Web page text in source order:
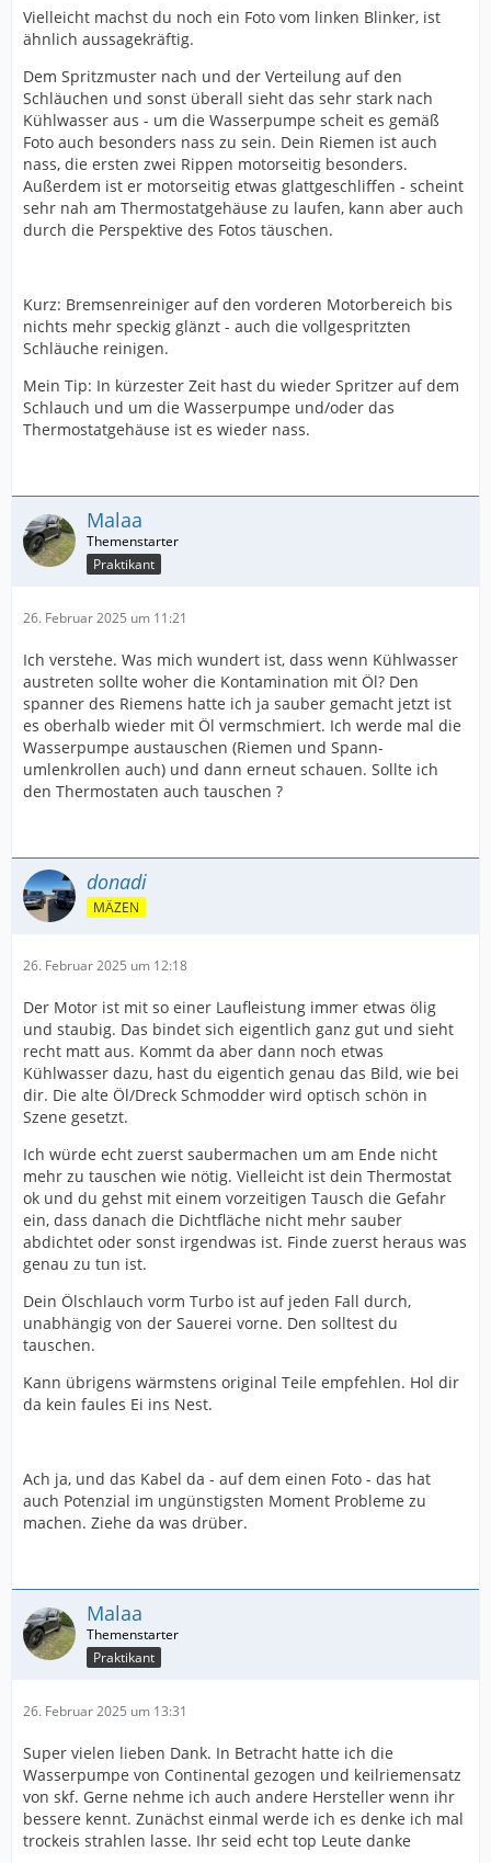
Vielleicht machst du noch ein Foto vom linken Blinker, ist
ähnlich aussagekräftig.
Dem Spritzmuster nach und der Verteilung auf den
Schläuchen und sonst überall sieht das sehr stark nach
Kühlwasser aus - um die Wasserpumpe scheit es gemäß
Foto auch besonders nass zu sein. Dein Riemen ist auch
nass, die ersten zwei Rippen motorseitig besonders.
Außerdem ist er motorseitig etwas glattgeschliffen - scheint
sehr nah am Thermostatgehäuse zu laufen, kann aber auch
durch die Perspektive des Fotos täuschen.
Kurz: Bremsenreiniger auf den vorderen Motorbereich bis
nichts mehr speckig glänzt - auch die vollgespritzten
Schläuche reinigen.
Mein Tip: In kürzester Zeit hast du wieder Spritzer auf dem
Schlauch und um die Wasserpumpe und/oder das
Thermostatgehäuse ist es wieder nass.
Malaa
Praktikant
26. Februar 2025 um 11:21
Ich verstehe. Was mich wundert ist, dass wenn Kühlwasser
austreten sollte woher die Kontamination mit Öl? Den
spanner des Riemens hatte ich ja sauber gemacht jetzt ist
es oberhalb wieder mit Öl vermschmiert. Ich werde mal die
Wasserpumpe austauschen (Riemen und Spann-
umlenkrollen auch) und dann erneut schauen. Sollte ich
den Thermostaten auch tauschen ?
donadi
MÄZEN
26. Februar 2025 um 12:18
Der Motor ist mit so einer Laufleistung immer etwas ölig
und staubig. Das bindet sich eigentlich ganz gut und sieht
recht matt aus. Kommt da aber dann noch etwas
Kühlwasser dazu, hast du eigentich genau das Bild, wie bei
dir. Die alte Öl/Dreck Schmodder wird optisch schön in
Szene gesetzt.
Ich würde echt zuerst saubermachen um am Ende nicht
mehr zu tauschen wie nötig. Vielleicht ist dein Thermostat
ok und du gehst mit einem vorzeitigen Tausch die Gefahr
ein, dass danach die Dichtfläche nicht mehr sauber
abdichtet oder sonst irgendwas ist. Finde zuerst heraus was
genau zu tun ist.
Dein Ölschlauch vorm Turbo ist auf jeden Fall durch,
unabhängig von der Sauerei vorne. Den solltest du
tauschen.
Kann übrigens wärmstens original Teile empfehlen. Hol dir
da kein faules Ei ins Nest.
Ach ja, und das Kabel da - auf dem einen Foto - das hat
auch Potenzial im ungünstigsten Moment Probleme zu
machen. Ziehe da was drüber.
Malaa
Praktikant
26. Februar 2025 um 13:31
Super vielen lieben Dank. In Betracht hatte ich die
Wasserpumpe von Continental gezogen und keilriemensatz
von skf. Gerne nehme ich auch andere Hersteller wenn ihr
bessere kennt. Zunächst einmal werde ich es denke ich mal
trockeis strahlen lasse. Ihr seid echt top Leute danke